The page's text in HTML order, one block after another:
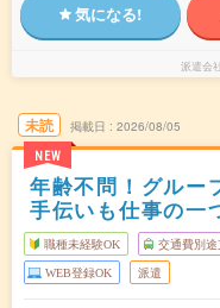
気になる!
派遣会社
未読
NEW
掲載日 2026/08/05
年齢不問！グルー
手伝いも仕事の一
職種未経験OK 交通費別途
WEB登録OK 派遣